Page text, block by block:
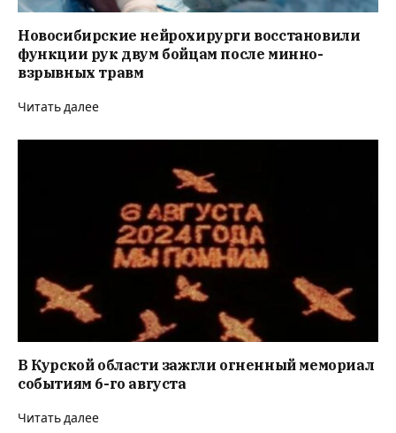
Новосибирские нейрохирурги восстановили
функции рук двум бойцам после минно-
взрывных травм
Читать далее
В Курской области зажгли огненный мемориал
событиям 6-го августа
Читать далее